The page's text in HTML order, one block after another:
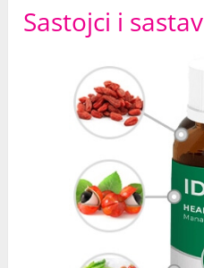
Sastojci i sastav